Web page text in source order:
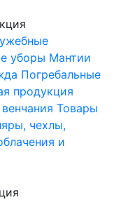
уборы Мантии
Погребальные
продукция
Товары
чехлы,
и